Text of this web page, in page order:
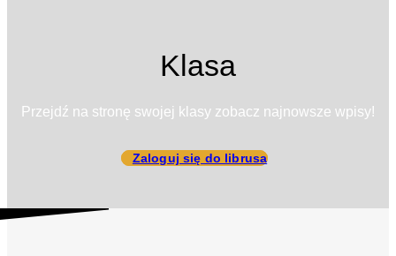
Klasa
Przejdź na stronę swojej klasy zobacz najnowsze wpisy!
Zaloguj się do librusa